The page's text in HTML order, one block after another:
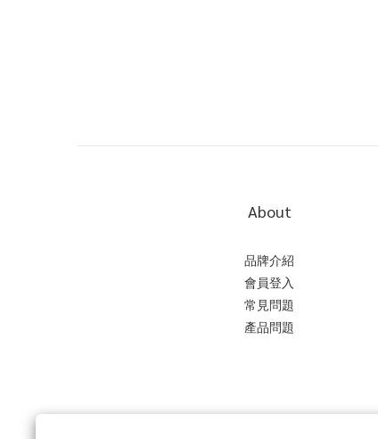
About
品牌介紹
會員登入
常見問題
產品問題